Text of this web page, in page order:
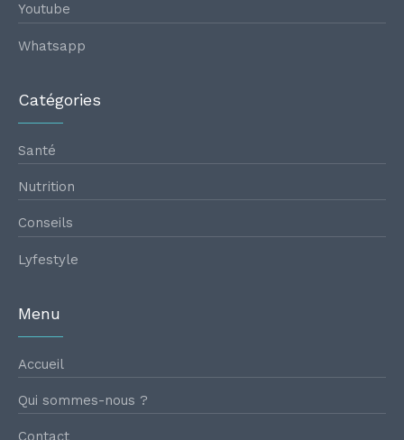
Youtube
Whatsapp
Catégories
Santé
Nutrition
Conseils
Lyfestyle
Menu
Accueil
Qui sommes-nous ?